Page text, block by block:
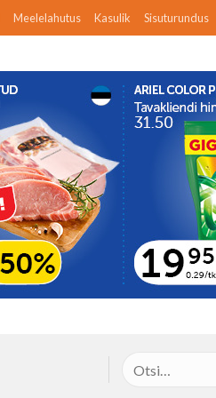
Meelelahutus Kasulik Sisuturundus